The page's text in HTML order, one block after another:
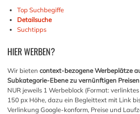
Top Suchbegiffe
Detailsuche
Suchtipps
HIERWERBEN?
Wir bieten context-bezogene Werbeplätze
Subkategorie-Ebene zu vernünftigen
NUR jeweils 1 Werbeblock (Format:
150 px Höhe, dazu ein Begleittext mit Link
Verlinkung Google-konform, Preise und